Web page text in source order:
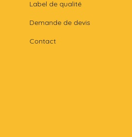
Label de qualité
Demande de devis
Contact